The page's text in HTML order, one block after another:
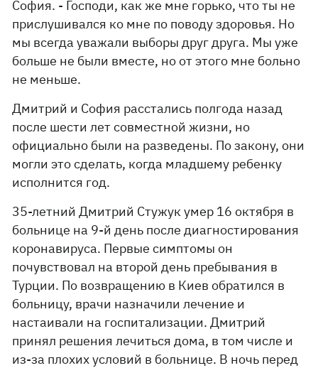
София. - Господи, как же мне горько, что ты не
прислушивался ко мне по поводу здоровья. Но
мы всегда уважали выборы друг друга. Мы уже
больше не были вместе, но от этого мне больно
не меньше.
Дмитрий и София расстались полгода назад
после шести лет совместной жизни, но
официально были на разведены. По закону, они
могли это сделать, когда младшему ребенку
исполнится год.
35-летний Дмитрий Стужук умер 16 октября в
больнице на 9-й день после диагностирования
коронавируса. Первые симптомы он
почувствовал на второй день пребывания в
Турции. По возвращению в Киев обратился в
больницу, врачи назначили лечение и
настаивали на госпитализации. Дмитрий
принял решения лечиться дома, в том числе и
из-за плохих условий в больнице. В ночь перед